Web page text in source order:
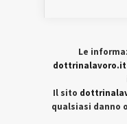
Le
dottrinalavoro.it
Il sito
qualsiasi danno